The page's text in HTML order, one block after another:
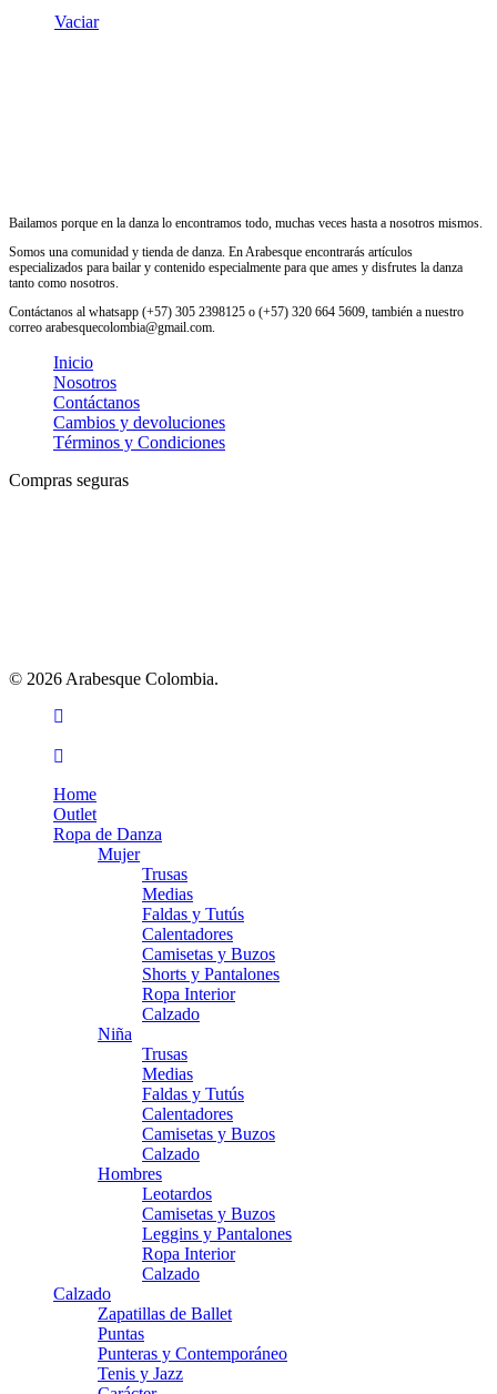
Vaciar
Bailamos porque en la danza lo encontramos todo, muchas veces hasta a nosotros mismos.
Somos una comunidad y tienda de danza. En Arabesque encontrarás artículos
especializados para bailar y contenido especialmente para que ames y disfrutes la danza
tanto como nosotros.
Contáctanos al whatsapp (+57) 305 2398125 o (+57) 320 664 5609, también a nuestro
correo arabesquecolombia@gmail.com.
Inicio
Nosotros
Contáctanos
Cambios y devoluciones
Términos y Condiciones
Compras seguras
© 2026 Arabesque Colombia.
facebook
instagram
Home
Outlet
Ropa de Danza
Mujer
Trusas
Medias
Faldas y Tutús
Calentadores
Camisetas y Buzos
Shorts y Pantalones
Ropa Interior
Calzado
Niña
Trusas
Medias
Faldas y Tutús
Calentadores
Camisetas y Buzos
Calzado
Hombres
Leotardos
Camisetas y Buzos
Leggins y Pantalones
Ropa Interior
Calzado
Calzado
Zapatillas de Ballet
Puntas
Punteras y Contemporáneo
Tenis y Jazz